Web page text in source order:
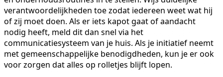
verantwoordelijkheden toe zodat iedereen weet wat hij
of zij moet doen. Als er iets kapot gaat of aandacht
nodig heeft, meld dit dan snel via het
communicatiesysteem van je huis. Als je initiatief neemt
met gemeenschappelijke benodigdheden, kun je er ook
voor zorgen dat alles op rolletjes blijft lopen.